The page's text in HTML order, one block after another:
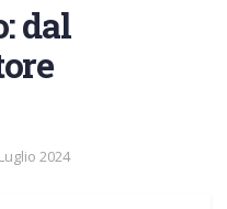
dal
2024